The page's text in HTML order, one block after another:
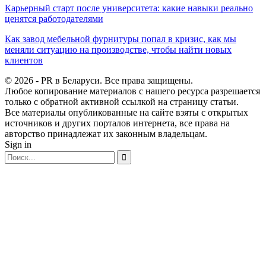
Карьерный старт после университета: какие навыки реально
ценятся работодателями
Как завод мебельной фурнитуры попал в кризис, как мы
меняли ситуацию на производстве, чтобы найти новых
клиентов
© 2026 - PR в Беларуси. Все права защищены.
Любое копирование материалов с нашего ресурса разрешается
только с обратной активной ссылкой на страницу статьи.
Все материалы опубликованные на сайте взяты с открытых
источников и других порталов интернета, все права на
авторство принадлежат их законным владельцам.
Sign in